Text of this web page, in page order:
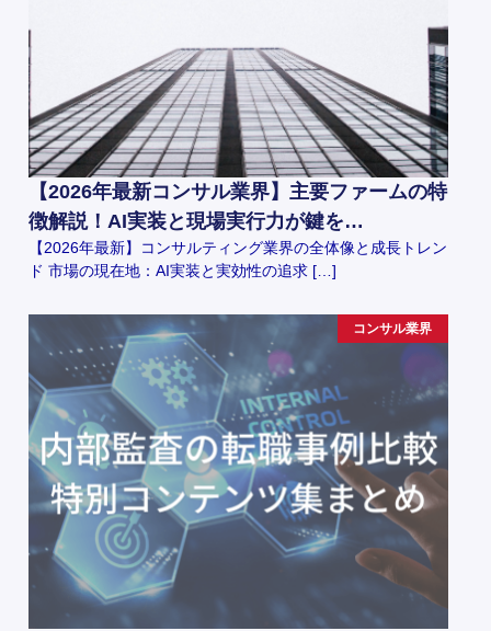
【2026年最新コンサル業界】主要ファームの特
徴解説！AI実装と現場実行力が鍵を…
【2026年最新】コンサルティング業界の全体像と成長トレン
ド 市場の現在地：AI実装と実効性の追求 […]
コンサル業界